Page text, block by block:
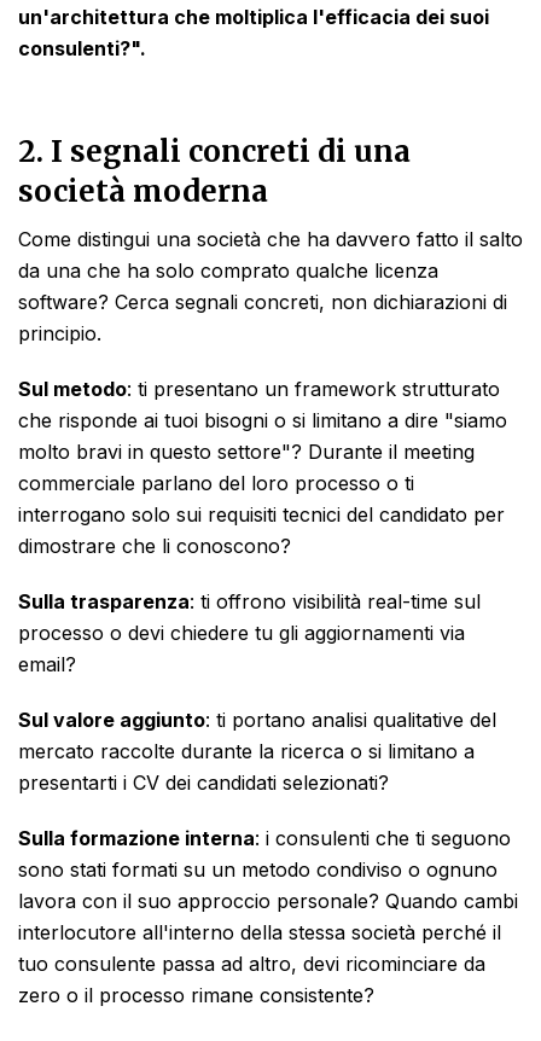
un'architettura che moltiplica l'efficacia dei suoi
consulenti?".
2. I segnali concreti di una
società moderna
Come distingui una società che ha davvero fatto il salto
da una che ha solo comprato qualche licenza
software? Cerca segnali concreti, non dichiarazioni di
principio.
Sul metodo: ti presentano un framework strutturato
che risponde ai tuoi bisogni o si limitano a dire "siamo
molto bravi in questo settore"? Durante il meeting
commerciale parlano del loro processo o ti
interrogano solo sui requisiti tecnici del candidato per
dimostrare che li conoscono?
Sulla trasparenza: ti offrono visibilità real-time sul
processo o devi chiedere tu gli aggiornamenti via
email?
Sul valore aggiunto: ti portano analisi qualitative del
mercato raccolte durante la ricerca o si limitano a
presentarti i CV dei candidati selezionati?
Sulla formazione interna: i consulenti che ti seguono
sono stati formati su un metodo condiviso o ognuno
lavora con il suo approccio personale? Quando cambi
interlocutore all'interno della stessa società perché il
tuo consulente passa ad altro, devi ricominciare da
zero o il processo rimane consistente?